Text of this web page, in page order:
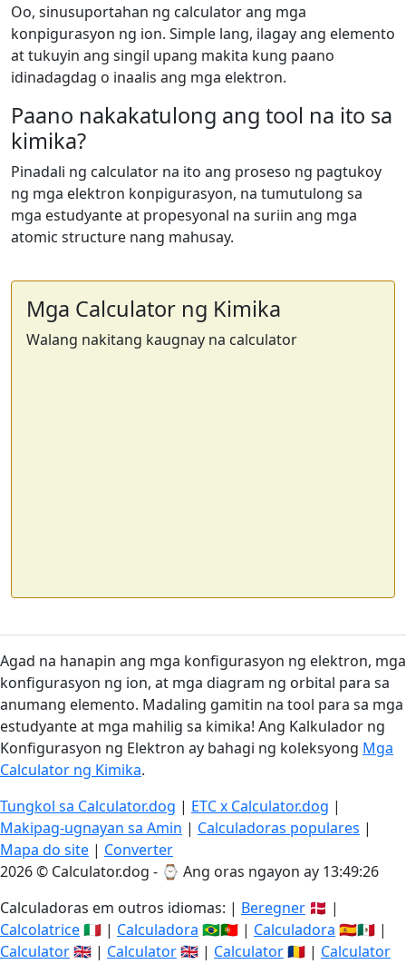
Oo, sinusuportahan ng calculator ang mga
konpigurasyon ng ion. Simple lang, ilagay ang elemento
at tukuyin ang singil upang makita kung paano
idinadagdag o inaalis ang mga elektron.
Paano nakakatulong ang tool na ito sa
kimika?
Pinadali ng calculator na ito ang proseso ng pagtukoy
ng mga elektron konpigurasyon, na tumutulong sa
mga estudyante at propesyonal na suriin ang mga
atomic structure nang mahusay.
Mga Calculator ng Kimika
Walang nakitang kaugnay na calculator
Agad na hanapin ang mga konfigurasyon ng elektron, mga
konfigurasyon ng ion, at mga diagram ng orbital para sa
anumang elemento. Madaling gamitin na tool para sa mga
estudyante at mga mahilig sa kimika! Ang Kalkulador ng
Konfigurasyon ng Elektron ay bahagi ng koleksyong Mga
Calculator ng Kimika.
Tungkol sa Calculator.dog | ETC x Calculator.dog |
Makipag-ugnayan sa Amin | Calculadoras populares |
Mapa do site | Converter
2026 © Calculator.dog - ⌚ Ang oras ngayon ay 13:49:26
Calculadoras em outros idiomas: | Beregner 🇩🇰 |
Calcolatrice🇮🇹 | Calculadora 🇧🇷🇵🇹 | Calculadora 🇪🇸🇲🇽 |
Calculator🇬🇧 | Calculator🇬🇧 | Calculator🇷🇴 | Calculator